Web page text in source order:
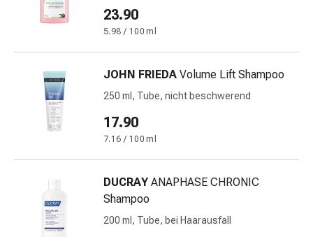
Kompressions-
Strümpfe
Venenbeschwerden
Herznerven-
Gedächtnis-
Konzentrationsstörung
&
Heuschnupfen
Antiallergika
23.90
5.98 / 100 ml
JOHN FRIEDA Volume Lift Shampoo
250 ml, Tube, nicht beschwerend
17.90
7.16 / 100 ml
DUCRAY ANAPHASE CHRONIC
Shampoo
200 ml, Tube, bei Haarausfall